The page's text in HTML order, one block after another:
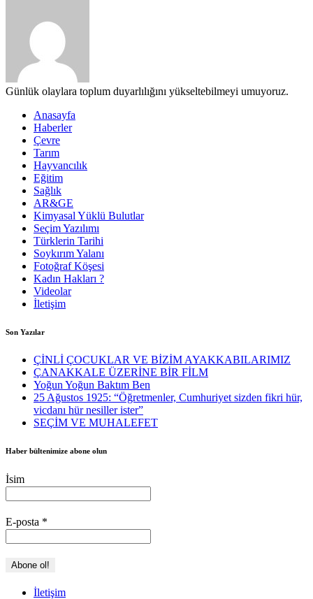
Günlük olaylara toplum duyarlılığını yükseltebilmeyi umuyoruz.
Anasayfa
Haberler
Çevre
Tarım
Hayvancılık
Eğitim
Sağlık
AR&GE
Kimyasal Yüklü Bulutlar
Seçim Yazılımı
Türklerin Tarihi
Soykırım Yalanı
Fotoğraf Köşesi
Kadın Hakları ?
Videolar
İletişim
Son Yazılar
ÇİNLİ ÇOCUKLAR VE BİZİM AYAKKABILARIMIZ
ÇANAKKALE ÜZERİNE BİR FİLM
Yoğun Yoğun Baktım Ben
25 Ağustos 1925: “Öğretmenler, Cumhuriyet sizden fikri hür,
vicdanı hür nesiller ister”
SEÇİM VE MUHALEFET
Haber bültenimize abone olun
İsim
E-posta *
İletişim